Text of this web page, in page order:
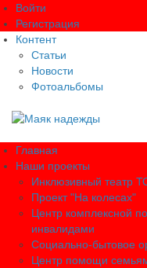
Войти
Регистрация
Контент
Статьи
Новости
Фотоальбомы
Главная
Наши проекты
Инклюзивный театр
Проект "На колесах"
Центр комплексной
инвалидами
Социально-бытовое
Центр помощи